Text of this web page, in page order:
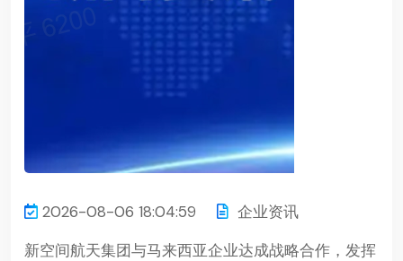
2026-08-06 18:04:59
企业资讯
新空间航天集团与马来西亚企业达成战略合作，发挥